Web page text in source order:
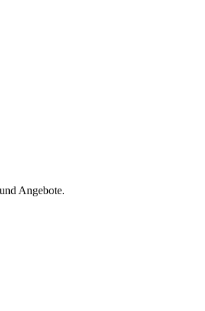
Angebote.